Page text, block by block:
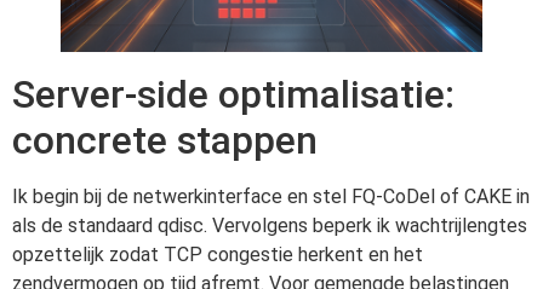
Server-side optimalisatie:
concrete stappen
Ik begin bij de netwerkinterface en stel FQ-CoDel of CAKE in
als de standaard qdisc. Vervolgens beperk ik wachtrijlengtes
opzettelijk zodat TCP congestie herkent en het
zendvermogen op tijd afremt. Voor gemengde belastingen